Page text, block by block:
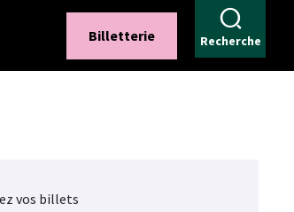
Billetterie Recherche
vos billets